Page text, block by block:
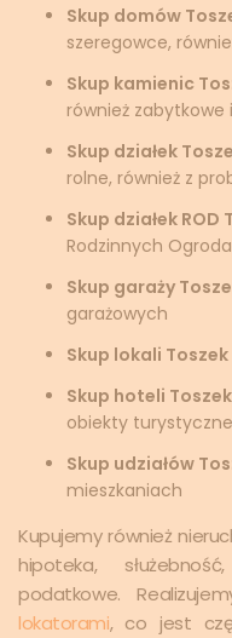
Skup domów
szeregowce,
Skup kamienic
również
Skup działek
rolne, również z
Skup działek ROD
Rodzinnych
Skup garaży
garażowych
Skup lokali Toszek
Skup hoteli Toszek
obiekty
Skup udziałów
mieszkaniach
Kupujemy również
hipoteka,
podatkowe.
lokatorami, co jest